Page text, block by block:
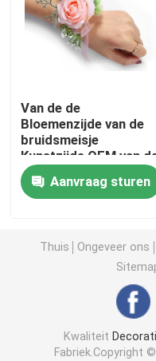
Kunstmatig Grasgras
Kunstmatige
Kunstbloembal
Kunstmatige
Decoratieve
Kunstmatig Moss
Van de de
Bloemenzijde van de
bruidsmeisje
Kunstzijde OEM van
Polscorsages ODM
Aanvraag sturen
Thuis Ongeveer ons
Kwaliteit
Fabriek.Copyright